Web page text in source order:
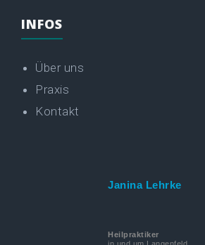
INFOS
Über uns
Praxis
Kontakt
Janina Lehrke
Heilpraktiker